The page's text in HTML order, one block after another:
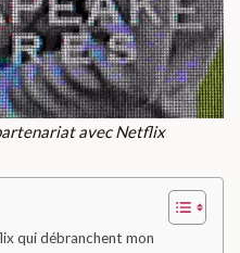
avec Netflix
qui débranchent mon